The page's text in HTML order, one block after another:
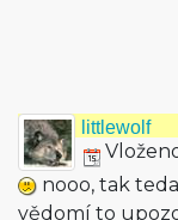
littlewolf
nooo, tak
vědomí to